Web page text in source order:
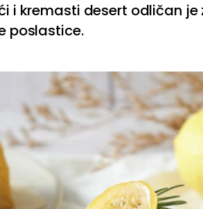
i kremasti desert odličan je
poslastice.